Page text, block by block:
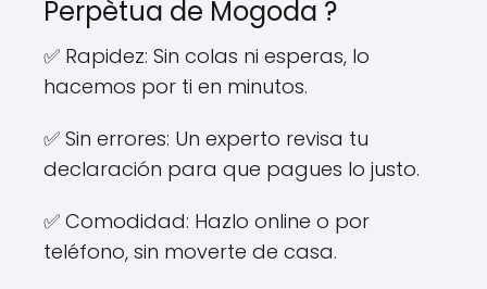
Perpètua de Mogoda ?
✅ Rapidez: Sin colas ni esperas, lo
hacemos por ti en minutos.
✅ Sin errores: Un experto revisa tu
declaración para que pagues lo justo.
✅ Comodidad: Hazlo online o por
teléfono, sin moverte de casa.